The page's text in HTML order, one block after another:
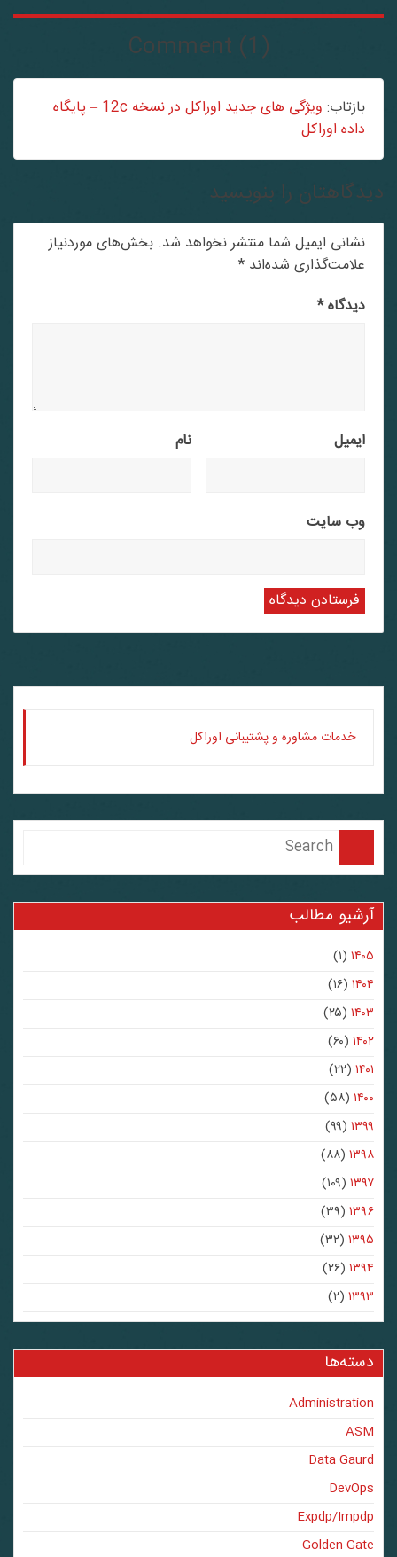
Comment (1)
بازتاب:
ویژگی های جدید اوراکل در نسخه 12c – پایگاه
داده اوراکل
را بنویسید
نشانی ایمیل شما منتشر نخواهد شد. بخش‌های موردنیاز
علامت‌گذاری شده‌اند*
دیدگاه*
ایمیل
وب‌ سایت
خدمات مشاوره و پشتیبانی اوراکل
آرشیو مطالب
(۱)
(۱۶)
(۲۵)
(۶۰)
(۲۲)
(۵۸)
(۹۹)
۱۳۹۸(۸۸)
۱۳۹۷(۱۰۹)
۱۳۹۶(۳۹)
۱۳۹۵(۳۲)
۱۳۹۴(۲۶)
۱۳۹۳(۲)
دسته‌ها
Administration
ASM
Data Gaurd
DevOps
Expdp/Impdp
Golden Gate